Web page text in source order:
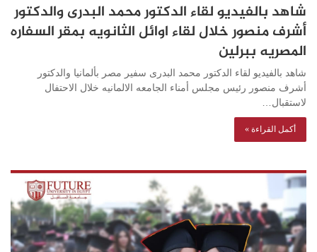
شاهد بالفيديو لقاء الدكتور محمد البدرى والدكتور
أشرف منصور خلال لقاء اوائل الثانويه بمقر السفاره
المصريه ببرلين
شاهد بالفيديو لقاء الدكتور محمد البدرى سفير مصر بألمانيا والدكتور
أشرف منصور رئيس مجلس أمناء الجامعه الالمانيه خلال الاحتفال
لاستقبال…
أكمل القراءة »